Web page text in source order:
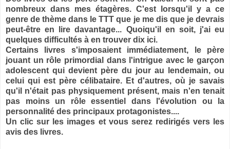
nombreux dans mes étagères. C'est lorsqu'il y a ce
genre de thème dans le TTT que je me dis que je devrais
peut-être en lire davantage... Quoiqu'il en soit, j'ai eu
quelques difficultés à en trouver dix ici.
Certains livres s'imposaient immédiatement, le père
jouant un rôle primordial dans l'intrigue avec le garçon
adolescent qui devient père du jour au lendemain, ou
celui qui est père célibataire. Et d'autres, où je savais
qu'il n'était pas physiquement présent, mais n'en tenait
pas moins un rôle essentiel dans l'évolution ou la
personnalité des principaux protagonistes....
Un clic sur les images et vous serez redirigés vers les
avis des livres.